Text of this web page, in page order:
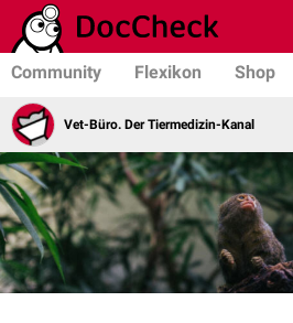
Community Flexikon Shop
Vet-Büro. Der Tiermedizin-Kanal